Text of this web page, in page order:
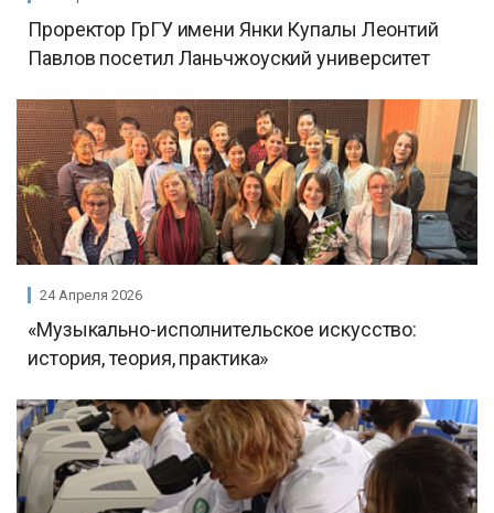
Проректор ГрГУ имени Янки Купалы Леонтий
Павлов посетил Ланьчжоуский университет
24 Апреля 2026
«Музыкально-исполнительское искусство:
история, теория, практика»